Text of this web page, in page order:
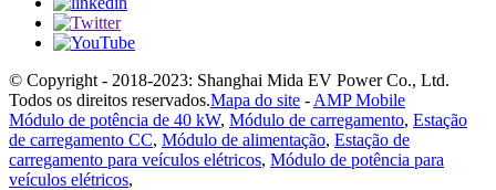
© Copyright - 2018-2023: Shanghai Mida EV Power Co., Ltd.
Todos os direitos reservados.Mapa do site - AMP Mobile
Módulo de potência de 40 kW, Módulo de carregamento, Estação
de carregamento CC, Módulo de alimentação, Estação de
carregamento para veículos elétricos, Módulo de potência para
veículos elétricos,